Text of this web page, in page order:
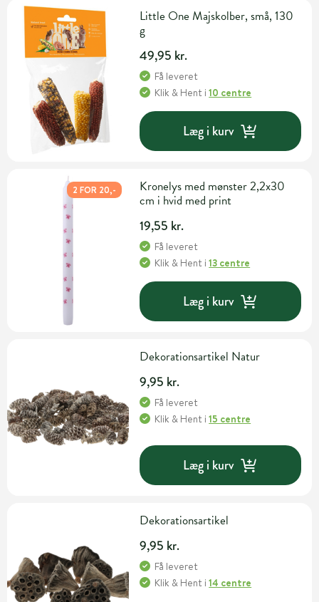
Little One Majskolber, små, 130
g
49,95 kr.
Få leveret
Klik & Hent i10 centre
Læg i kurv
2 FOR 20,-
Kronelys med mønster 2,2x30
cm i hvid med print
19,55 kr.
Få leveret
Klik & Hent i13 centre
Læg i kurv
Dekorationsartikel Natur
9,95 kr.
Få leveret
Klik & Hent i15 centre
Læg i kurv
Dekorationsartikel
9,95 kr.
Få leveret
Klik & Hent i14 centre